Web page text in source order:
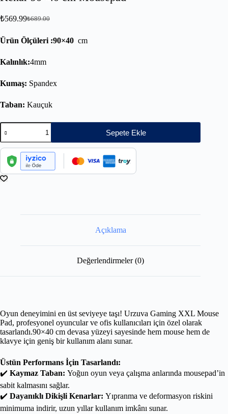
₺689.00
₺569.99
Ürün Ölçüleri :90×40 cm
Kalınlık:4mm
Kumaş: Spandex
Taban: Kauçuk
Sepete Ekle
Açıklama
Değerlendirmeler (0)
Oyun deneyimini en üst seviyeye taşı! Urzuva Gaming XXL Mouse
Pad, profesyonel oyuncular ve ofis kullanıcıları için özel olarak
tasarlandı.90×40 cm devasa yüzeyi sayesinde hem mouse hem de
klavye için geniş bir kullanım alanı sunar.
Üstün Performans İçin Tasarlandı:
✔️ Kaymaz Taban: Yoğun oyun veya çalışma anlarında mousepad’in
sabit kalmasını sağlar.
✔️ Dayanıklı Dikişli Kenarlar: Yıpranma ve deformasyon riskini
minimuma indirir, uzun yıllar kullanım imkânı sunar.